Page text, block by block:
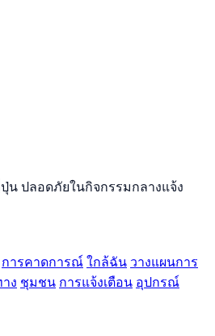
ปลอดภัยในกิจกรรมกลางแจ้ง
การคาดการณ์ใกล้ฉัน วางแผนการ
ง ชุมชน การแจ้งเตือน อุปกรณ์